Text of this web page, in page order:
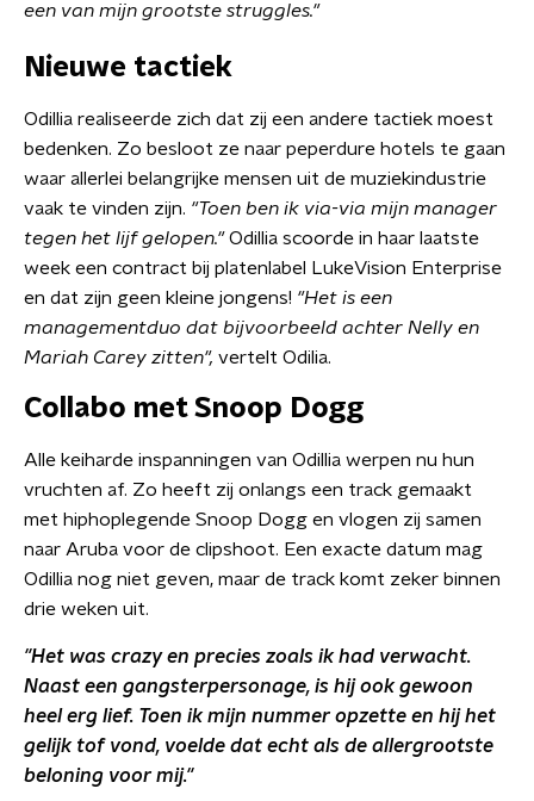
een van mijn grootste struggles."
Nieuwe tactiek
Odillia realiseerde zich dat zij een andere tactiek moest
bedenken. Zo besloot ze naar peperdure hotels te gaan
waar allerlei belangrijke mensen uit de muziekindustrie
vaak te vinden zijn. "Toen ben ik via-via mijn manager
tegen het lijf gelopen."Odillia scoorde in haar laatste
week een contract bij platenlabel LukeVision Enterprise
en dat zijn geen kleine jongens! "Het is een
managementduo dat bijvoorbeeld achter Nelly en
Mariah Carey zitten", vertelt Odilia.
Collabo met Snoop Dogg
Alle keiharde inspanningen van Odillia werpen nu hun
vruchten af. Zo heeft zij onlangs een track gemaakt
met hiphoplegende Snoop Dogg en vlogen zij samen
naar Aruba voor de clipshoot. Een exacte datum mag
Odillia nog niet geven, maar de track komt zeker binnen
drie weken uit.
"Het was crazy en precies zoals ik had verwacht.
Naast een gangsterpersonage, is hij ook gewoon
heel erg lief. Toen ik mijn nummer opzette en hij het
gelijk tof vond, voelde dat echt als de allergrootste
beloning voor mij."